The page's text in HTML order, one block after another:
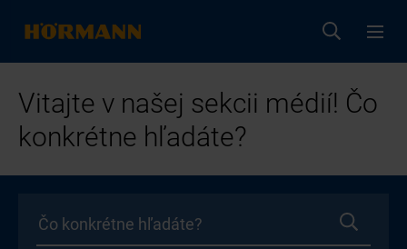
Vitajte v našej sekcii médií! Čo
konkrétne hľadáte?